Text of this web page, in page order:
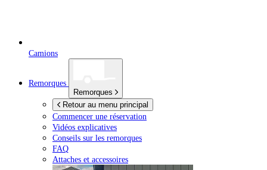
Camions
Remorques
Remorques
Retour au menu principal
Commencer une réservation
Vidéos explicatives
Conseils sur les remorques
FAQ
Attaches et accessoires